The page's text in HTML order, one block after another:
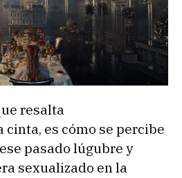
resalta
es cómo se percibe
pasado lúgubre y
sexualizado en la